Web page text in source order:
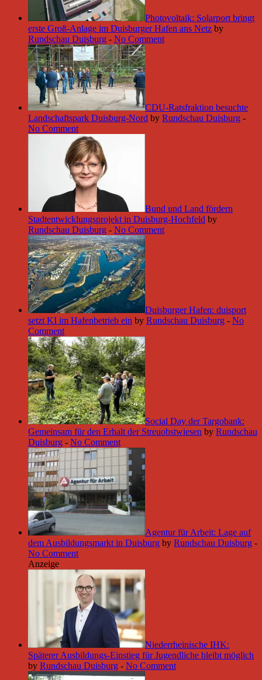
Photovoltaik: Solarport bringt
erste Groß-Anlage im Duisburger Hafen ans Netz by
Rundschau Duisburg - No Comment
CDU-Ratsfraktion besuchte
Landschaftspark Duisburg-Nord by Rundschau Duisburg -
No Comment
Bund und Land fördern
Stadtentwicklungsprojekt in Duisburg-Hochfeld by
Rundschau Duisburg - No Comment
Duisburger Hafen: duisport
setzt KI im Hafenbetrieb ein by Rundschau Duisburg - No
Comment
Social Day der Targobank:
Gemeinsam für den Erhalt der Streuobstwiesen by Rundschau
Duisburg - No Comment
Agentur für Arbeit: Lage auf
dem Ausbildungsmarkt in Duisburg by Rundschau Duisburg -
No Comment
Anzeige
Niederrheinische IHK:
Späterer Ausbildungs-Einstieg für Jugendliche bleibt möglich
by Rundschau Duisburg - No Comment